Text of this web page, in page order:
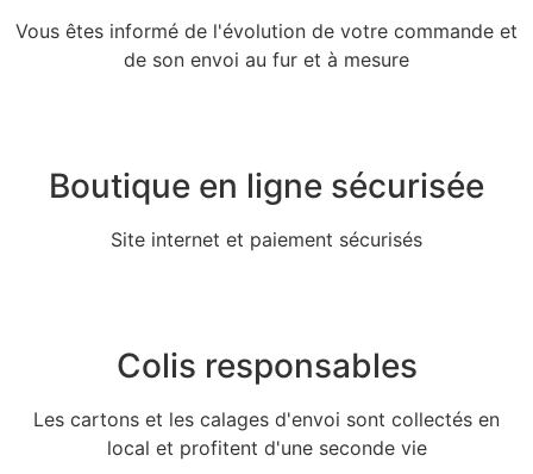
Vous êtes informé de l'évolution de votre commande et
de son envoi au fur et à mesure
Boutique en ligne sécurisée
Site internet et paiement sécurisés
Colis responsables
Les cartons et les calages d'envoi sont collectés en
local et profitent d'une seconde vie